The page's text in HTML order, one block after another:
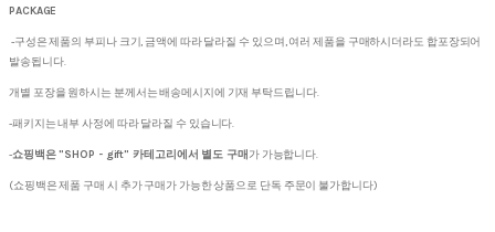
PACKAGE
-구성은 제품의 부피나 크기, 금액에 따라 달라질 수 있으며, 여러 제품을 구매하시더라도 합포장되어
발송됩니다.
개별 포장을 원하시는 분께서는 배송메시지에 기재 부탁드립니다.
-패키지는 내부 사정에 따라 달라질 수 있습니다.
-쇼핑백은 "SHOP - gift" 카테고리에서 별도 구매 가 가능합니다.
(쇼핑백은 제품 구매 시 추가 구매가 가능한 상품으로 단독 주문이 불가합니다)